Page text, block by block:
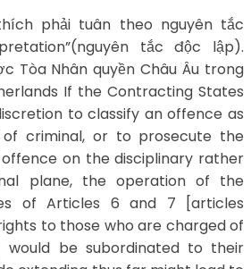
phải tuân theo nguyên tắc
tắc độc lập).
Tòa Nhân quyền Châu Âu trong
If the Contracting States
to classify an offence as
of criminal, or to prosecute the
offence on the disciplinary rather
plane, the operation of the
of Articles 6 and 7 [articles
to those who are charged of
be subordinated to their